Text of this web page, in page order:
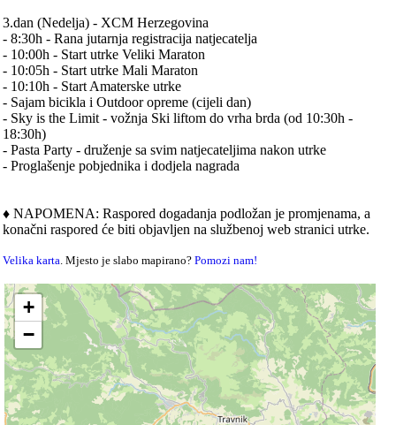
3.dan (Nedelja) - XCM Herzegovina
- 8:30h - Rana jutarnja registracija natjecatelja
- 10:00h - Start utrke Veliki Maraton
- 10:05h - Start utrke Mali Maraton
- 10:10h - Start Amaterske utrke
- Sajam bicikla i Outdoor opreme (cijeli dan)
- Sky is the Limit - vožnja Ski liftom do vrha brda (od 10:30h -
18:30h)
- Pasta Party - druženje sa svim natjecateljima nakon utrke
- Proglašenje pobjednika i dodjela nagrada
♦️ NAPOMENA: Raspored dogadanja podložan je promjenama, a
konačni raspored će biti objavljen na službenoj web stranici utrke.
Velika karta. Mjesto je slabo mapirano?Pomozi nam!
+
−